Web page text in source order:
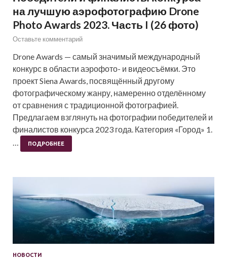
на лучшую аэрофотографию Drone
Photo Awards 2023. Часть I (26 фото)
Оставьте комментарий
Drone Awards — самый значимый международный
конкурс в области аэрофото- и видеосъёмки. Это
проект Siena Awards, посвящённый другому
фотографическому жанру, намеренно отделённому
от сравнения с традиционной фотографией.
Предлагаем взглянуть на фотографии победителей и
финалистов конкурса 2023 года. Категория «Город» 1.
…
ПОДРОБНЕЕ
НОВОСТИ